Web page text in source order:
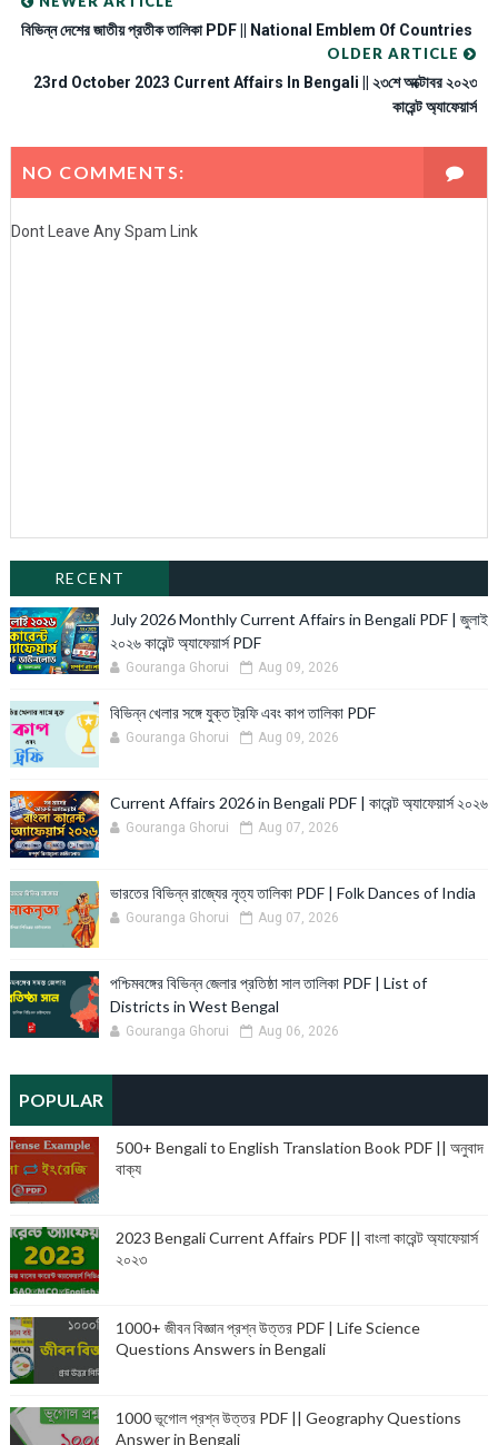
বিভিন্ন দেশের জাতীয় প্রতীক তালিকা PDF || National Emblem Of Countries
OLDER ARTICLE
23rd October 2023 Current Affairs In Bengali || ২৩শে অক্টোবর ২০২৩
কারেন্ট অ্যাফেয়ার্স
NO COMMENTS:
Dont Leave Any Spam Link
RECENT
July 2026 Monthly Current Affairs in Bengali PDF | জুলাই
২০২৬ কারেন্ট অ্যাফেয়ার্স PDF
Gouranga Ghorui Aug 09, 2026
বিভিন্ন খেলার সঙ্গে যুক্ত ট্রফি এবং কাপ তালিকা PDF
Gouranga Ghorui Aug 09, 2026
Current Affairs 2026 in Bengali PDF | কারেন্ট অ্যাফেয়ার্স ২০২৬
Gouranga Ghorui Aug 07, 2026
ভারতের বিভিন্ন রাজ্যের নৃত্য তালিকা PDF | Folk Dances of India
Gouranga Ghorui Aug 07, 2026
পশ্চিমবঙ্গের বিভিন্ন জেলার প্রতিষ্ঠা সাল তালিকা PDF | List of
Districts in West Bengal
Gouranga Ghorui Aug 06, 2026
POPULAR
500+ Bengali to English Translation Book PDF || অনুবাদ
বাক্য
2023 Bengali Current Affairs PDF || বাংলা কারেন্ট অ্যাফেয়ার্স
২০২৩
1000+ জীবন বিজ্ঞান প্রশ্ন উত্তর PDF | Life Science
Questions Answers in Bengali
1000 ভূগোল প্রশ্ন উত্তর PDF || Geography Questions
Answer in Bengali